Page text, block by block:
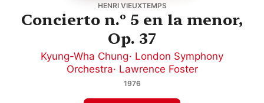
HENRI VIEUXTEMPS
Concierto n.º 5 en la menor,
Op. 37
Kyung-Wha Chung· London Symphony
Orchestra· Lawrence Foster
1976